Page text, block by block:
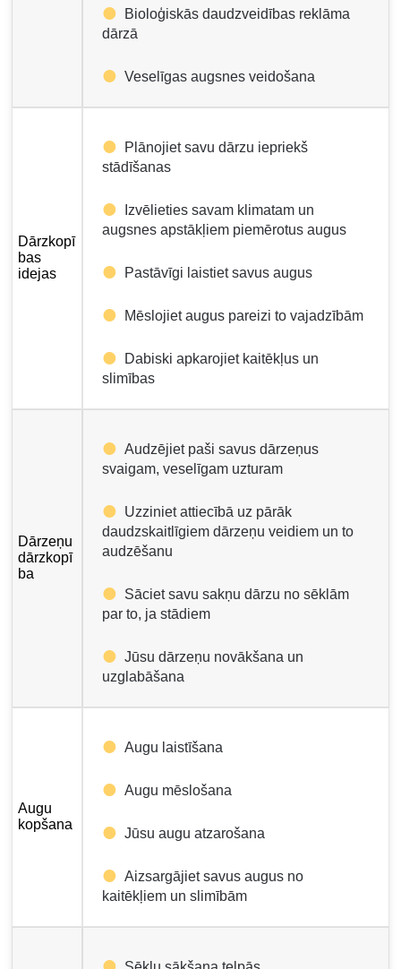
Bioloģiskās daudzveidības reklāma
dārzā
Veselīgas augsnes veidošana
Dārzkopī
bas
idejas
Plānojiet savu dārzu iepriekš
stādīšanas
Izvēlieties savam klimatam un
augsnes apstākļiem piemērotus augus
Pastāvīgi laistiet savus augus
Mēslojiet augus pareizi to vajadzībām
Dabiski apkarojiet kaitēkļus un
slimības
Dārzeņu
dārzkopī
ba
Audzējiet paši savus dārzeņus
svaigam, veselīgam uzturam
Uzziniet attiecībā uz pārāk
daudzskaitlīgiem dārzeņu veidiem un to
audzēšanu
Sāciet savu sakņu dārzu no sēklām
par to, ja stādiem
Jūsu dārzeņu novākšana un
uzglabāšana
Augu
kopšana
Augu laistīšana
Augu mēslošana
Jūsu augu atzarošana
Aizsargājiet savus augus no
kaitēkļiem un slimībām